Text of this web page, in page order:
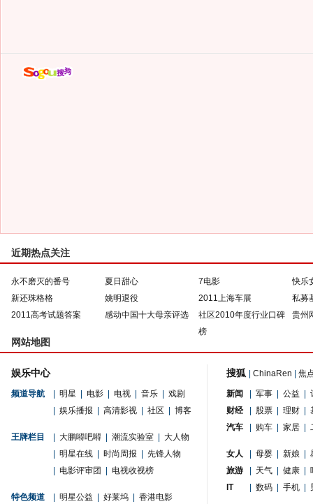
近期热点关注
永不磨灭的番号 夏日甜心 7电影
快乐
新还珠格格
姚明退役 2011上海车展
私募
2011高考试题答案
感动中国十大母亲评选
社区2010年度行业口碑
榜
贵州
网站地图
娱乐中心
频道导航 明星 电影 电视 音乐
戏剧
娱乐播报 高清影视 社区 博客
王牌栏目 大鹏嘚吧嘚 潮流实验室
大人物
明星在线 时尚周报
先锋人物
电影评审团 电视收视榜
特色频道 明星公益 好莱坞
香港电影
搜狐 ChinaRen 焦
新闻 军事 公益
财经
股票 理财
汽车
购车 家居
女人 母婴 新娘
旅游
天气 健康
IT
数码 手机